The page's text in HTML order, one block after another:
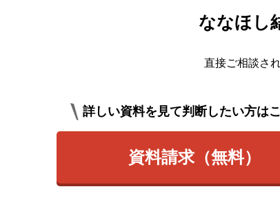
ななほし
直接ご相談さ
詳しい資料を見て判断したい方は
資料請求（無料）